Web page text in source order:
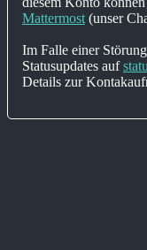
Mattermost (unser
Im Falle einer
Statusupdates auf
Details zur